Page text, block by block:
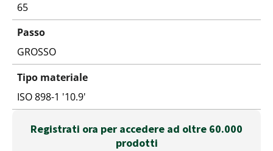
65
Passo
GROSSO
Tipo materiale
ISO 898-1 '10.9'
Registrati ora per accedere ad oltre 60.000
prodotti